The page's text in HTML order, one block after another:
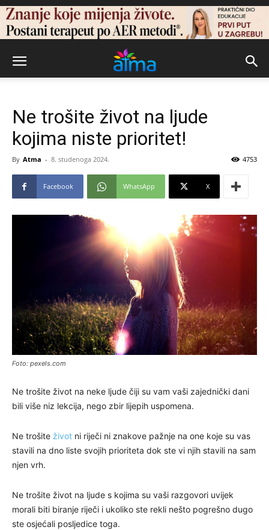
Ne trošite život na ljude
kojima niste prioritet!
By Atma - 8. studenoga 2024. 4753
Facebook WhatsApp X
Foto: pexels.com
Ne trošite život na neke ljude čiji su vam vaši zajednički dani
bili više niz lekcija, nego zbir lijepih uspomena.
Ne trošite život ni riječi ni znakove pažnje na one koje su vas
stavili na dno liste svojih prioriteta dok ste vi njih stavili na sam
njen vrh.
Ne trošite život na ljude s kojima su vaši razgovori uvijek
morali biti biranje riječi i ukoliko ste rekli nešto pogrešno dugo
ste osjećali posljedice toga.